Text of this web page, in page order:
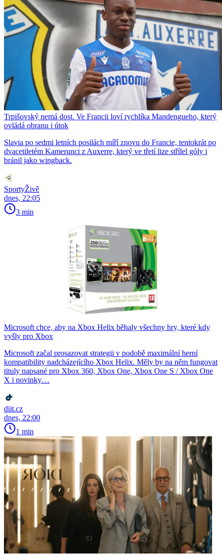
Trpišovský nemá dost. Ve Francii loví rychlíka Mandengueho, který
ovládá obranu i útok
Slavia po sedmi letních posilách míří znovu do Francie, tentokrát po
dvacetiletém Kamerunci z Auxerre, který ve třetí lize střílel góly i
bránil jako wingback.
SportyŽivě
dnes, 22:05
3 min
Microsoft chce, aby na Xbox Helix běhaly všechny hry, které kdy
vyšly pro Xbox
Microsoft začal prosazovat strategii v podobě maximální herní
kompatibility nadcházejícího Xbox Helix. Měly by na něm fungovat
tituly napsané pro Xbox 360, Xbox One, Xbox One S / Xbox One
X i novinky…
diit.cz
dnes, 22:00
1 min